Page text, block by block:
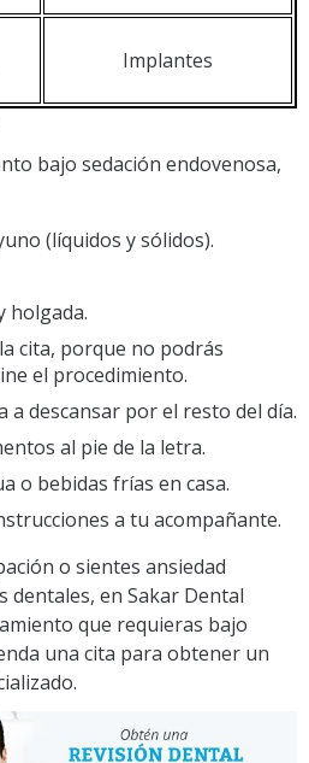
Implantes
bajo sedación endovenosa,
(líquidos y sólidos).
holgada.
cita, porque no podrás
el procedimiento.
a descansar por el resto del día.
al pie de la letra.
o bebidas frías en casa.
a tu acompañante.
o sientes ansiedad
en Sakar Dental
que requieras bajo
una cita para obtener un